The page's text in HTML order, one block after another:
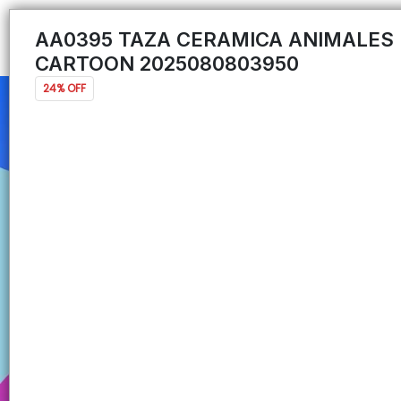
AA0395 TAZA CERAMICA ANIMALES
CARTOON 2025080803950
24% OFF